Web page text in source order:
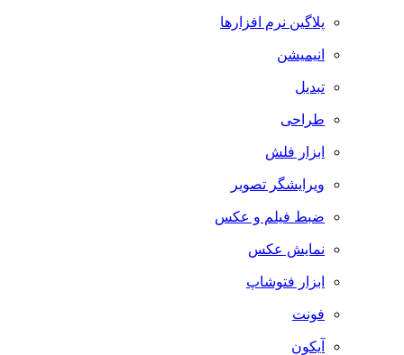
پلاگین نرم افزارها
انیمیشن
تبدیل
طراحی
ابزار فلش
ویرایشگر تصویر
ضبط فيلم و عكس
نمایش عکس
ابزار فتوشاپ
فونت
آیکون